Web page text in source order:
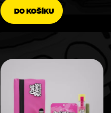
DO KOŠÍKU